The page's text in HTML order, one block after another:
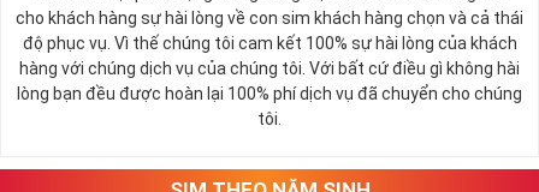
cho khách hàng sự hài lòng về con sim khách hàng chọn và cả thái
độ phục vụ. Vì thế chúng tôi cam kết 100% sự hài lòng của khách
hàng với chúng dịch vụ của chúng tôi. Với bất cứ điều gì không hài
lòng bạn đều được hoàn lại 100% phí dịch vụ đã chuyển cho chúng
tôi.